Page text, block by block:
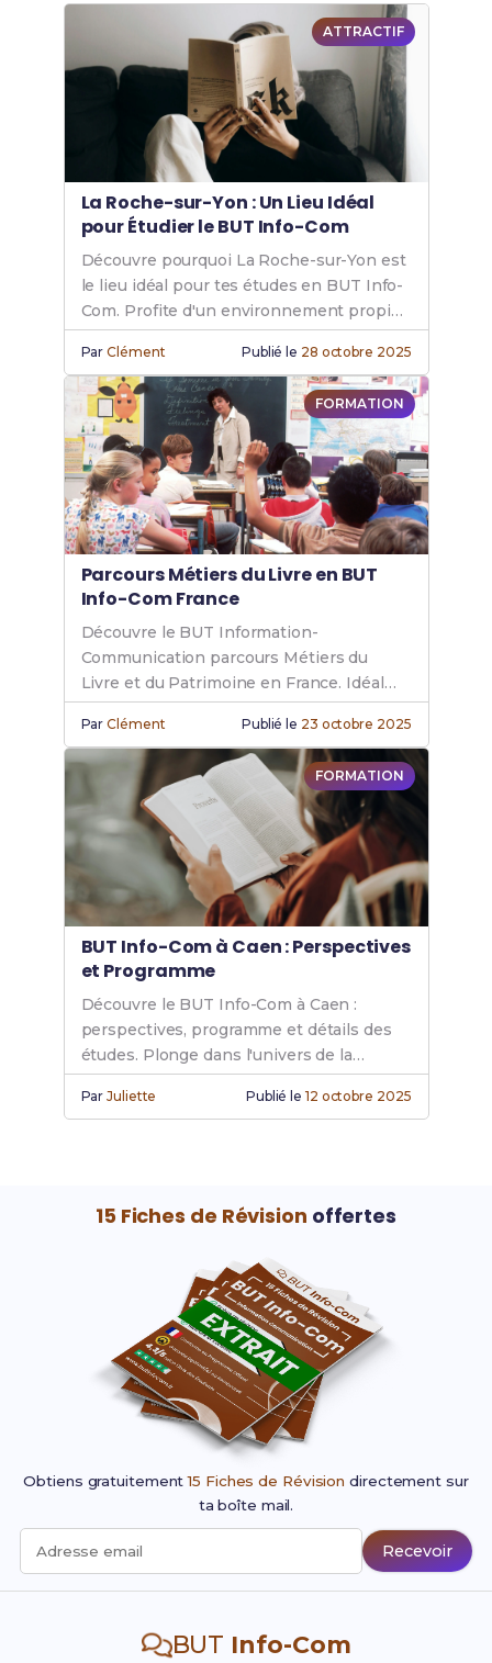
ATTRACTIF
La Roche-sur-Yon : Un Lieu Idéal
pour Étudier le BUT Info-Com
Découvre pourquoi La Roche-sur-Yon est
le lieu idéal pour tes études en BUT Info-
Com. Profite d'un environnement propice
à la réussite académique.
ParClément Publié le 28 octobre 2025
FORMATION
Parcours Métiers du Livre en BUT
Info-Com France
Découvre le BUT Information-
Communication parcours Métiers du
Livre et du Patrimoine en France. Idéal
pour les passionnés de livres et de
patrimoine. Rejoins le BUT Info Com.
ParClément Publié le 23 octobre 2025
FORMATION
BUT Info-Com à Caen : Perspectives
et Programme
Découvre le BUT Info-Com à Caen :
perspectives, programme et détails des
études. Plonge dans l'univers de la
communication pour ton avenir
professionnel.
ParJuliette Publié le 12 octobre 2025
15 Fiches de Révision offertes
Obtiens gratuitement15 Fiches de Révision directement sur
ta boîte mail.
Adresse email Recevoir
BUT Info-Com